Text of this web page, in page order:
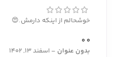
خوشحالم از اینکه دارمش.😍
0
0
بدون عنوان – اسفند 13, 1402